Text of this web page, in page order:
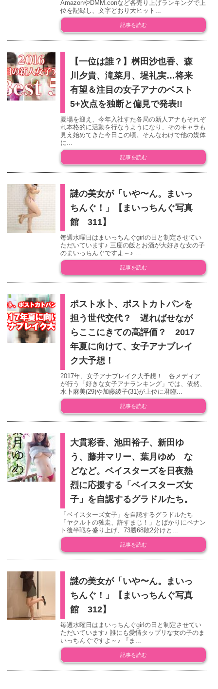
AmazonやDMM.conなど各売り上げランキングで上
位を記録し、文字どおり大ヒット...
記事を読む
【一位は誰？】桝田沙也香、森
川夕貴、滝菜月、堤礼実…将来
有望＆注目の女子アナのベスト
5+次点を独断と偏見で発表!!
夏場を迎え、今年入社すた各局の新人アナもそれぞ
れ本格的に活動を行なうようになり、そのキャラも
見え始めてきた今日この頃。そんなわけで他の媒体
に...
記事を読む
謎の美女が「いや〜ん。まいっ
ちんぐ！」【まいっちんぐ写真
館 311】
毎週水曜日はまいっちんぐgirlの日と制定させてい
ただいています♪ 三度の飯とお酒が大好きな女の子
のまいっちんぐですよ～♪ ...
記事を読む
ポスト水卜、ポストカトパンを
担う世代交代？ 遅ればせなが
らここにきての高評価？ 2017
年夏に向けて、女子アナブレイ
ク大予想！
2017年、女子アナブレイク大予想！ 各メディア
が行う「好きな女子アナランキング」では、依然、
水卜麻美(29)や加藤綾子(31)が上位に君臨...
記事を読む
大貫彩香、池田裕子、新田ゆ
う、藤井マリー、葉月ゆめ な
どなど。ベイスターズを日夜熱
烈に応援する「ベイスターズ女
子」を自認するグラドルたち。
「ベイスターズ女子」を自認するグラドルたち
「ヤクルトの独走、許すまじ！」とばかりにペナン
ト後半戦を盛り上げ、73勝68敗2分けと...
記事を読む
謎の美女が「いや〜ん。まいっ
ちんぐ！」【まいっちんぐ写真
館 312】
毎週水曜日はまいっちんぐgirlの日と制定させてい
ただいています♪ 誰にも愛情タップリな女の子のま
いっちんぐですよ～♪ 『ま...
記事を読む